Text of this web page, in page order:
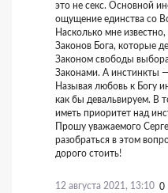
это не секс. Основной
ощущение единства со
Насколько мне
Законов Бога, которые
Законом свободы
Законами. А инстинкты
Называя любовь к Богу
как бы девальвируем. В
иметь приоритет над
Прошу уважаемого
разобраться в этом
дорого стоить!
12 августа 2021, 13:10 0